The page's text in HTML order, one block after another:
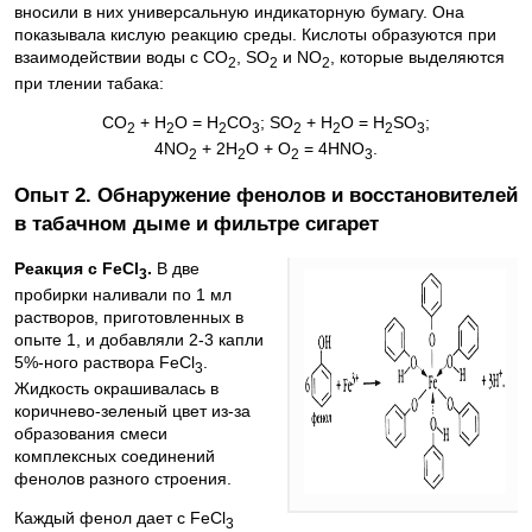
вносили в них универсальную индикаторную бумагу. Она
показывала кислую реакцию среды. Кислоты образуются при
взаимодействии воды с СО2 , SО2 и NО2
, которые выделяются
при тлении табака:
CO2 + H2O = H2CO3; SO2 + H2O = H2SO3;
4NO2 + 2H2O + O2 = 4HNO3
Опыт 2. Обнаружение фенолов и восстановителей
в табачном дыме и фильтре сигарет
Реакция с FeCl3. В две
пробирки наливали по 1 мл
растворов, приготовленных в
опыте 1, и добавляли 2-3 капли
5%-ного раствора FeCl3
Жидкость окрашивалась в
коричнево-зеленый цвет из-за
образования смеси
комплексных соединений
фенолов разного строения.
Каждый фенол дает с FeCl3